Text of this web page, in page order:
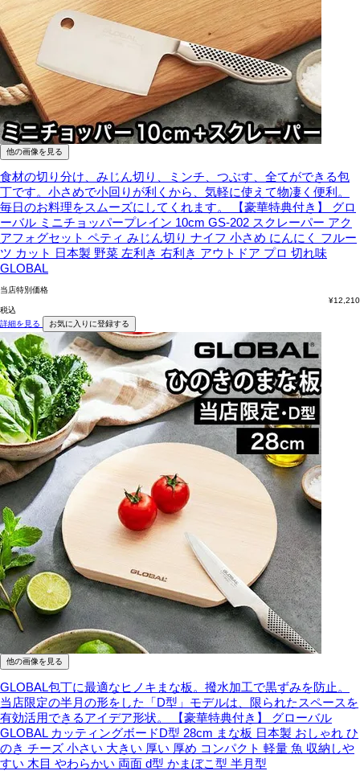
他の画像を見る
食材の切り分け、みじん切り、ミンチ、つぶす、全てができる包
丁です。小さめで小回りが利くから、気軽に使えて物凄く便利。
毎日のお料理をスムーズにしてくれます。
【豪華特典付き】 グロ
ーバル ミニチョッパープレイン 10cm GS-202 スクレーパー アク
アフォグセット ペティ みじん切り ナイフ 小さめ にんにく フルー
ツ カット 日本製 野菜 左利き 右利き アウトドア プロ 切れ味
GLOBAL
当店特別価格
¥12,210
税込
詳細を見る
お気に入りに登録する
他の画像を見る
GLOBAL包丁に最適なヒノキまな板。撥水加工で黒ずみを防止。
当店限定の半月の形をした「D型」モデルは、限られたスペースを
有効活用できるアイデア形状。
【豪華特典付き】 グローバル
GLOBAL カッティングボードD型 28cm まな板 日本製 おしゃれ ひ
のき チーズ 小さい 大きい 厚い 厚め コンパクト 軽量 魚 収納しや
すい 木目 やわらかい 両面 d型 かまぼこ型 半月型